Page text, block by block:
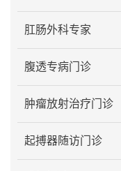
肛肠外科专家
腹透专病门诊
肿瘤放射治疗门诊
起搏器随访门诊